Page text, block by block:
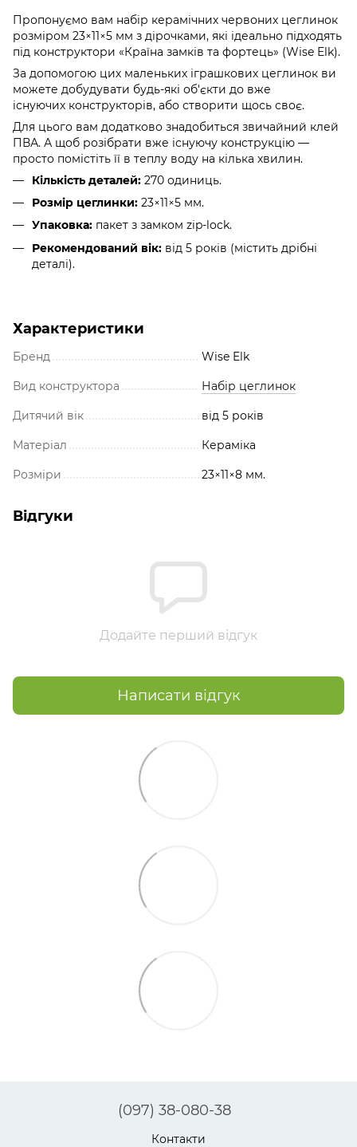
Пропонуємо вам набір керамічних червоних цеглинок
розміром 23×11×5 мм з дірочками, які ідеально підходять
під конструктори «Країна замків та фортець» (Wise Elk).
За допомогою цих маленьких іграшкових цеглинок ви
можете добудувати будь-які об'єкти до вже
існуючих конструкторів, або створити щось своє.
Для цього вам додатково знадобиться звичайний клей
ПВА. А щоб розібрати вже існуючу конструкцію —
просто помістіть її в теплу воду на кілька хвилин.
Кількість деталей: 270 одиниць.
Розмір цеглинки: 23×11×5 мм.
Упаковка: пакет з замком zip-lock.
Рекомендований вік: від 5 років (містить дрібні
деталі).
Характеристики
Бренд Wise Elk
Вид конструктора Набір цеглинок
Дитячий вік від 5 років
Матеріал Кераміка
Розміри 23×11×8 мм.
Відгуки
Додайте перший відгук
Написати відгук
(097) 38-080-38
Контакти